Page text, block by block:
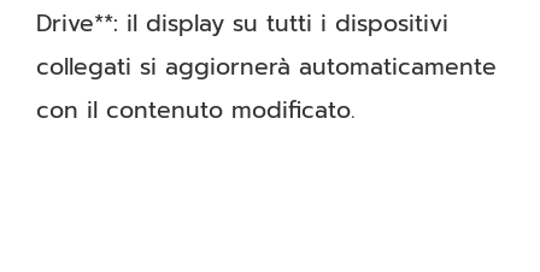
Drive**: il display su tutti i dispositivi
collegati si aggiornerà automaticamente
con il contenuto modificato.